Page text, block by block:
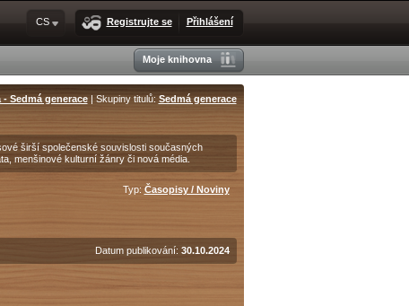
Registrujte se Přihlášení
CS
Moje knihovna
Sedmá generace| Skupiny titulů:Sedmá generace
širší společenské souvislosti současných
menšinové kulturní žánry či nová média.
Typ: Časopisy / Noviny
Datum publikování: 30.10.2024